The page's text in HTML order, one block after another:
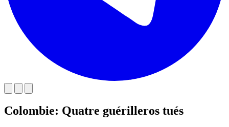
Colombie: Quatre guérilleros tués